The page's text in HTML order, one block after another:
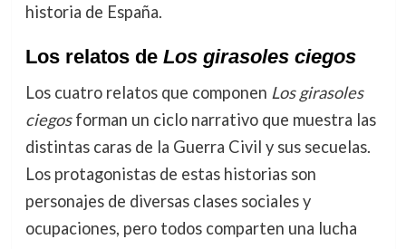
historia de España.
Los relatos de Los girasoles ciegos
Los cuatro relatos que componen Los girasoles
ciegosforman un ciclo narrativo que muestra las
distintas caras de la Guerra Civil y sus secuelas.
Los protagonistas de estas historias son
personajes de diversas clases sociales y
ocupaciones, pero todos comparten una lucha